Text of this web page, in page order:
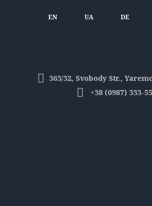
EN UA DE
363/32, Svobody Str.,
+38 (0987) 333-